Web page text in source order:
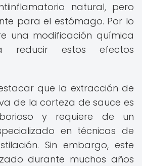
natural, pero
para el estómago. Por lo
una modificación química
reducir estos efectos
que la extracción de
de la corteza de sauce es
y requiere de un
en técnicas de
Sin embargo, este
durante muchos años